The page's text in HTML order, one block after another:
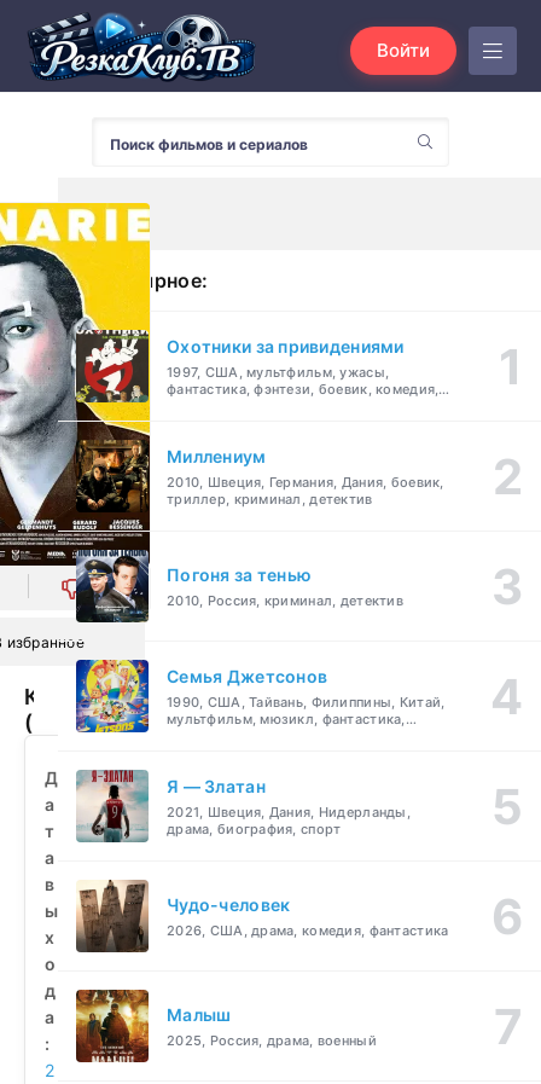
Войти
0
избранное
Канарейка
(2018)
бесплатно
Д
а
т
а
в
ы
х
о
д
а
:
2
Популярное:
Охотники за привидениями
1997, США, мультфильм, ужасы,
фантастика, фэнтези, боевик, комедия,
Миллениум
2010, Швеция, Германия, Дания, боевик,
триллер, криминал, детектив
Погоня за тенью
2010, Россия, криминал, детектив
Семья Джетсонов
1990, США, Тайвань, Филиппины, Китай,
мультфильм, мюзикл, фантастика,
Я — Златан
2021, Швеция, Дания, Нидерланды,
драма, биография, спорт
Чудо-человек
2026, США, драма, комедия, фантастика
Малыш
2025, Россия, драма, военный